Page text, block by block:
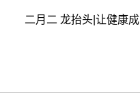
二月二 龙抬头|让健康